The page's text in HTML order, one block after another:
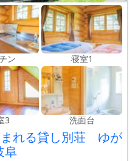
ン 寝室1
3 洗面台
まれる貸し別荘 ゆが
阜